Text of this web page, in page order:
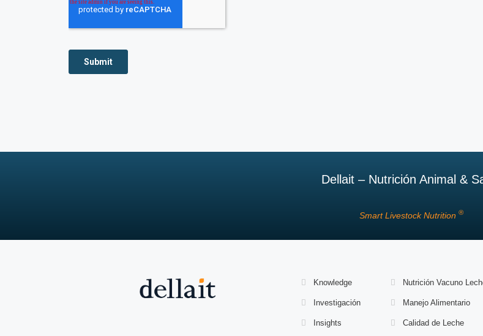
Dellait – Nutrición Animal &
Smart Livestock Nutrition ®
Knowledge
Investigación
Insights
Nutrición Vacuno
Manejo Alimentario
Calidad de Leche